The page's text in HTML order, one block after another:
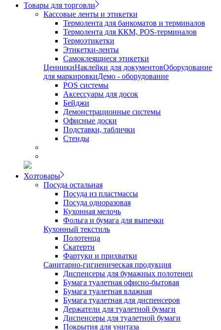
Товары для торговли
Кассовые ленты и этикетки
Термолента для банкоматов и терминалов
Термолента для ККМ, POS-терминалов
Термоэтикетки
Этикетки-ленты
Самоклеящиеся этикетки
ЦенникиНаклейки для документовОборудование
для маркировкиДемо - оборудование
POS системы
Аксессуары для досок
Бейджи
Демонстрационные системы
Офисные доски
Подставки, таблички
Стенды
Хозтовары
Посуда остальная
Посуда из пластмассы
Посуда одноразовая
Кухонная мелочь
Фольга и бумага для выпечки
Кухонный текстиль
Полотенца
Скатерти
Фартуки и прихватки
Санитарно-гигиеническая продукция
Диспенсеры для бумажных полотенец
Бумага туалетная офисно-бытовая
Бумага туалетная влажная
Бумага туалетная для диспенсеров
Держатели для туалетной бумаги
Диспенсеры для туалетной бумаги
Покрытия для унитаза